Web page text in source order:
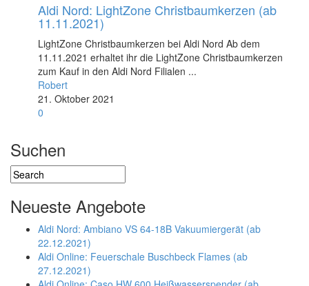
Aldi Nord: LightZone Christbaumkerzen (ab
11.11.2021)
LightZone Christbaumkerzen bei Aldi Nord Ab dem
11.11.2021 erhaltet ihr die LightZone Christbaumkerzen
zum Kauf in den Aldi Nord Filialen ...
Robert
21. Oktober 2021
0
Suchen
Neueste Angebote
Aldi Nord: Ambiano VS 64-18B Vakuumiergerät (ab
22.12.2021)
Aldi Online: Feuerschale Buschbeck Flames (ab
27.12.2021)